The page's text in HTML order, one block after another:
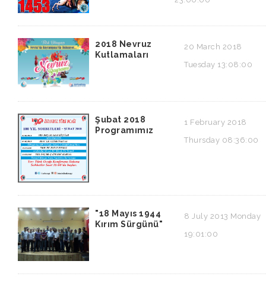
2018 Nevruz
Kutlamaları
20 March 2018
Tuesday 13:08:00
Şubat 2018
Programımız
1 February 2018
Thursday 08:36:00
"18 Mayıs 1944
Kırım Sürgünü"
8 July 2013 Monday
19:01:00